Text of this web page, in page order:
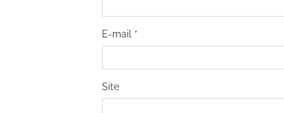
E-mail *
Site